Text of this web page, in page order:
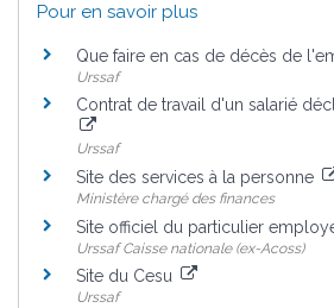
Pour en savoir plus
Que faire en cas de décès de
Urssaf
Contrat de travail d'un salarié
Urssaf
Site des services à la personne
Ministère chargé des finances
Site officiel du particulier
Urssaf Caisse nationale (ex-Acoss)
Site du Cesu
Urssaf